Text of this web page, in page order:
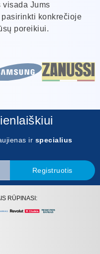
visada Jums
konkrečioje
poreikiui.
ir specialius
Registruotis
RŪPINASI: